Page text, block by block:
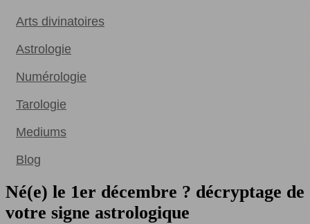
Arts divinatoires
Astrologie
Numérologie
Tarologie
Mediums
Blog
Né(e) le 1er décembre ? décryptage de
votre signe astrologique